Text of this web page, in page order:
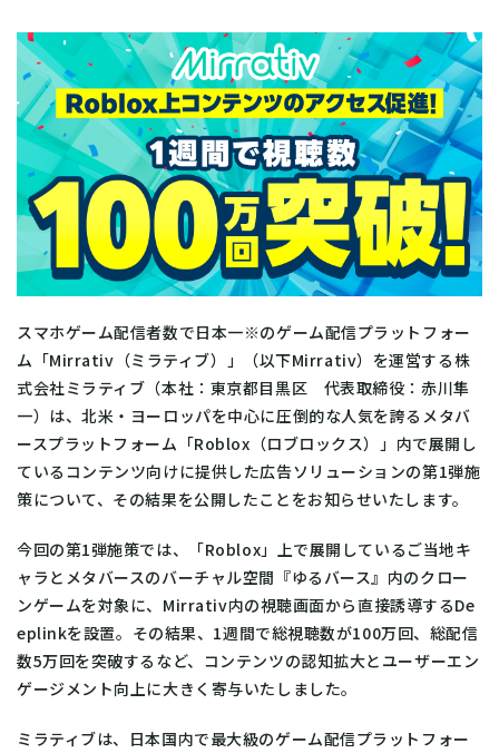
スマホゲーム配信者数で日本一※のゲーム配信プラットフォー
ム「Mirrativ（ミラティブ）」（以下Mirrativ）を運営する株
式会社ミラティブ（本社：東京都目黒区 代表取締役：赤川隼
一）は、北米・ヨーロッパを中心に圧倒的な人気を誇るメタバ
ースプラットフォーム「Roblox（ロブロックス）」内で展開し
ているコンテンツ向けに提供した広告ソリューションの第1弾施
策について、その結果を公開したことをお知らせいたします。
今回の第1弾施策では、「Roblox」上で展開しているご当地キ
ャラとメタバースのバーチャル空間『ゆるバース』内のクロー
ンゲームを対象に、Mirrativ内の視聴画面から直接誘導するDe
eplinkを設置。その結果、1週間で総視聴数が100万回、総配信
数5万回を突破するなど、コンテンツの認知拡大とユーザーエン
ゲージメント向上に大きく寄与いたしました。
ミラティブは、日本国内で最大級のゲーム配信プラットフォー